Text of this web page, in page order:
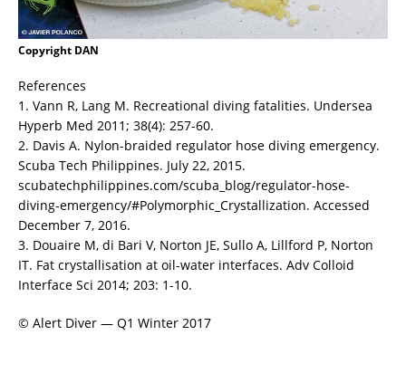
Copyright DAN
References
1. Vann R, Lang M. Recreational diving fatalities. Undersea
Hyperb Med 2011; 38(4): 257-60.
2. Davis A. Nylon-braided regulator hose diving emergency.
Scuba Tech Philippines. July 22, 2015.
scubatechphilippines.com/scuba_blog/regulator-hose-
diving-emergency/#Polymorphic_Crystallization. Accessed
December 7, 2016.
3. Douaire M, di Bari V, Norton JE, Sullo A, Lillford P, Norton
IT. Fat crystallisation at oil-water interfaces. Adv Colloid
Interface Sci 2014; 203: 1-10.
© Alert Diver — Q1 Winter 2017